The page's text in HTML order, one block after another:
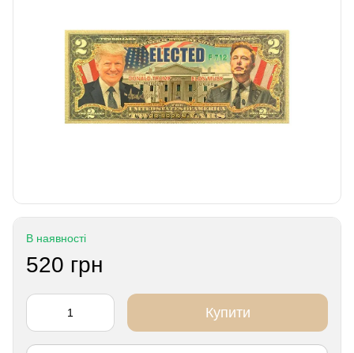
В наявності
520 грн
Купити